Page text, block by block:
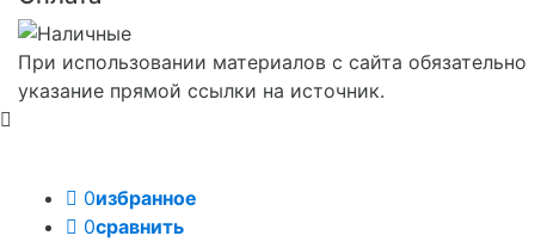
При использовании материалов с сайта обязательно
указание прямой ссылки на источник.
0избранное
0сравнить